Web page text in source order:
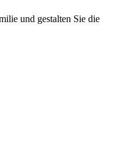
und gestalten Sie die